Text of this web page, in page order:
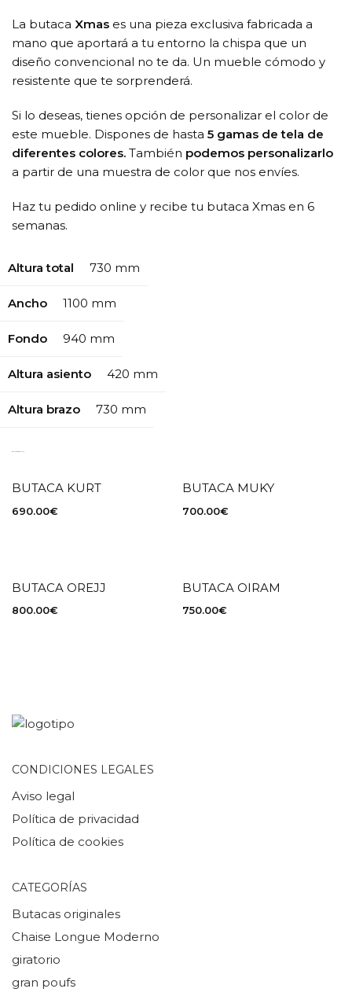
La butaca Xmas es una pieza exclusiva fabricada a
mano que aportará a tu entorno la chispa que un
diseño convencional no te da. Un mueble cómodo y
resistente que te sorprenderá.
Si lo deseas, tienes opción de personalizar el color de
este mueble. Dispones de hasta 5 gamas de tela de
diferentes colores. También podemos personalizarlo
a partir de una muestra de color que nos envíes.
Haz tu pedido online y recibe tu butaca Xmas en 6
semanas.
Altura total 730 mm
Ancho 1100 mm
Fondo 940 mm
Altura asiento 420 mm
Altura brazo 730 mm
BUTACA KURT
690.00€
BUTACA MUKY
700.00€
BUTACA OREJJ
800.00€
BUTACA OIRAM
750.00€
CONDICIONES LEGALES
Aviso legal
Política de privacidad
Política de cookies
CATEGORÍAS
Butacas originales
Chaise Longue Moderno
giratorio
gran poufs